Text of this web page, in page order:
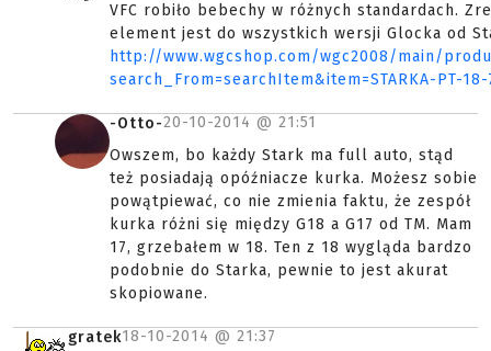
VFC robiło bebechy w różnych standardach.
element jest do wszystkich wersji Glocka od
http://www.wgcshop.com/wgc2008/main/
search_From=searchItem&item=STARKA-PT-18-
-Otto-20-10-2014 @ 21:51
Owszem, bo każdy Stark ma full auto, stąd
też posiadają opóźniacze kurka. Możesz sobie
powątpiewać, co nie zmienia faktu, że zespół
kurka różni się między G18 a G17 od TM. Mam
17, grzebałem w 18. Ten z 18 wygląda bardzo
podobnie do Starka, pewnie to jest akurat
skopiowane.
gratek18-10-2014 @ 21:37